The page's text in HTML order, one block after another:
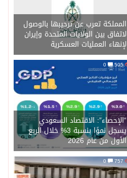
المملكة تعرب عن ترحيبها بالوصول
لاتفاق بين الولايات المتحدة وإيران
لإنهاء العمليات العسكرية
505
“الإحصاء”: الاقتصاد السعودي
يسجل نموًا بنسبة 3% خلال الربع
الأول من عام 2026
757
0